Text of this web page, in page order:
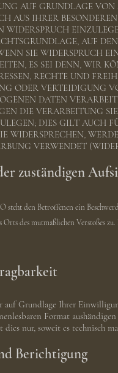
AUF GRUNDLAGE VON
AUS IHRER
WIDERSPRUCH
AUF
SIE WIDERSPRUCH
ES SEI DENN, WIR
RECHTE UND
ODER VERTEIDIGUNG
DATEN
DIE VERARBEITUNG
DIES GILT AUCH
WIDERSPRECHEN,
VERWENDET
zuständigen
steht den Betroffenen ein
des mutmaßlichen Verstoßes
auf Grundlage Ihrer
Format
nur, soweit es technisch
Berichtigung